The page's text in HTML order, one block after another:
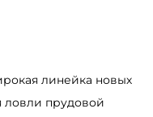
линейка новых
ловли прудовой